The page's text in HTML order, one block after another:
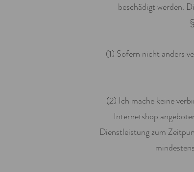
beschädigt werden.
(1) Sofern nicht anders
(2) Ich mache keine
Internetshop
Dienstleistung zum